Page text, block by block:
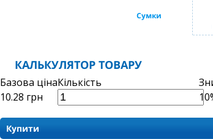
Сумки
КАЛЬКУЛЯТОР ТОВАРУ
Базова цінаКількість
10.28 грн
Купити